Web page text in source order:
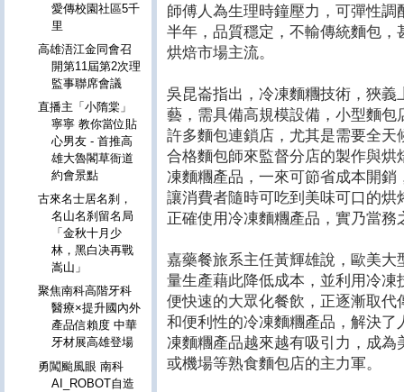
師傅人為生理時鐘壓力，可彈性
半年，品質穩定，不輸傳統麵包
烘焙市場主流。
吳昆崙指出，冷凍麵糰技術，狹
藝，需具備高規模設備，小型麵
許多麵包連鎖店，尤其是需要全
合格麵包師來監督分店的製作與
凍麵糰產品，一來可節省成本開
讓消費者隨時可吃到美味可口的
正確使用冷凍麵糰產品，實乃當務
嘉藥餐旅系主任黃輝雄說，歐美
量生產藉此降低成本，並利用冷
便快速的大眾化餐飲，正逐漸取
和便利性的冷凍麵糰產品，解決
凍麵糰產品越來越有吸引力，成
或機場等熟食麵包店的主力軍。
愛傳校園社區5千
里
高雄浯江金同會召
開第11屆第2次理
監事聯席會議
直播主「小隋棠」
寧寧 教你當位貼
心男友 - 首推高
雄大魯閣草衙道
約會景點
古來名士居名刹，
名山名刹留名局
「金秋十月少
林，黑白决再戰
嵩山」
聚焦南科高階牙科
醫療×提升國內外
產品信賴度 中華
牙材展高雄登場
勇闖颱風眼 南科
AI_ROBOT自造